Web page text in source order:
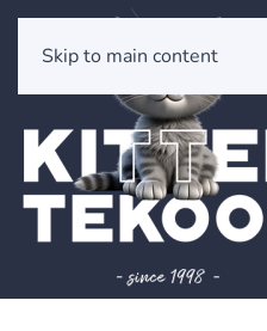
Skip to main content